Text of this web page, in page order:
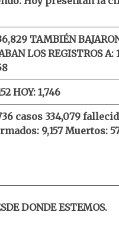
TAMBIÉN
LOS REGISTROS A:
HOY: 1,746
casos 334,079
9,157 Muertos:
DONDE ESTEMOS.